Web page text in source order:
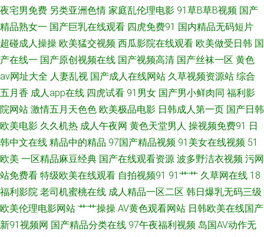
另类 国产免费av福利 日韩理论在线观看 91国产美女 高清无码免费干 色司机
APP导航 91看片在线看片软件 抖阴在线免费观看 人妖玩人妖A片 91内射了
美女 九九香焦影院 亚洲αv二区 91真人视频在线观看 蜜桃先锋影院 91传禖
豆花吃瓜成人 日韩精品首页 91偷拍导航 免费mv观看入口 91N永久看片 爱
豆传媒悟空电影院 人妻社区 91久久国产一区二区 黑丝美女 先锋影音毛片 91
网站永久入口 九九热无码 午夜剧场福利社 91性吧 激情深爱婷婷网 婷婷五月
四虎影库预览AV 91视频论坛 黄色吊嗨5级内射 五月开心激情网 A草资源在线
夜宅男免费 另类亚洲色情 家庭乱伦理电影 91草B草B视频 国产
精品熟女一 国产巨乳在线观看 四虎免费91 国内精品无码短片
超碰成人操操 欧美猛交视频 西瓜影院在线观看 欧美做受日韩 国
产在线一 国产原创视频在线 国产视频高清 国产丝袜一区 黄色
av网址大全 人妻乱视 国产成人在线网站 久草视频资源站 综合
五月香 成人app在线 四虎试看 91男女 国产男小鲜肉同 福利影
院网站 激情五月天色色 欧美极品电影 日韩成人第一页 国产日韩
欧美电影 久久机热 成人午夜网 黄色天堂男人 操视频免费91 日
韩中文在线 精品中的精品 97国产精品视频 91美女在线视频 51
欧美 一区精品麻豆经典 国产在线观看资源 波多野洁衣视频 污网
站免费看 特级欧美在线观看 自拍视频91 91艹艹 久草网在线 18
福利影院 老司机蜜桃在线 成人精品一区二区 韩日爆乳无码三级
欧美伦理电影网站 艹艹操操 AV黄色观看网站 日韩欧美在线国产
新91视频网 国产精品分类在线 97午夜福利视频 岛国AV动作无